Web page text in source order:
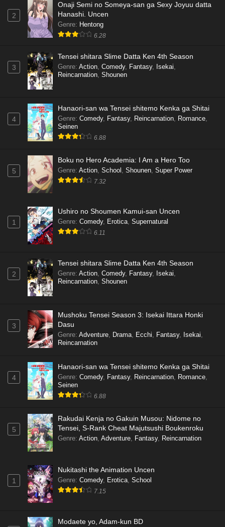
2
Onaji Semi no Someya-san ga Sexy Joyuu datta
Hanashi. Uncen
Genre: Hentong
6.28
3
Tensei shitara Slime Datta Ken 4th Season
Genre: Action Comedy, Fantasy, Isekai
Reincarnation Shounen
4
Hanaori-san wa Tensei shitemo Kenka ga Shitai
Genre: Comedy, Fantasy, Reincarnation Romance
Seinen
6.88
5
Boku no Hero Academia: I Am a Hero Too
Genre: Action School Shounen Super Power
7.32
1
Ushiro no Shoumen Kamui-san Uncen
Genre: Comedy, Erotica Supernatural
6.11
2
Tensei shitara Slime Datta Ken 4th Season
Genre: Action Comedy, Fantasy, Isekai
Reincarnation Shounen
3
Mushoku Tensei Season 3: Isekai Ittara Honki
Dasu
Genre: Adventure Drama Ecchi Fantasy, Isekai
Reincarnation
4
Hanaori-san wa Tensei shitemo Kenka ga Shitai
Genre: Comedy, Fantasy, Reincarnation Romance
Seinen
6.88
5
Rakudai Kenja no Gakuin Musou: Nidome no
Tensei, S-Rank Cheat Majutsushi Boukenroku
Genre: Action Adventure Fantasy, Reincarnation
1
Nukitashi the Animation Uncen
Genre: Comedy, Erotica School
7.15
Modaete yo, Adam-kun BD